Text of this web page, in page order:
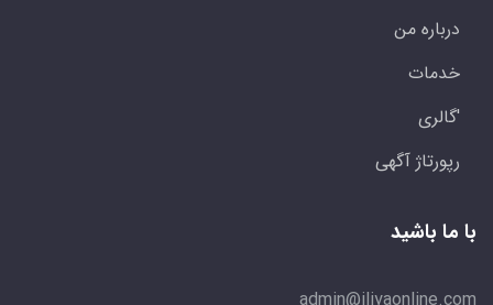
درباره من
خدمات
'گالری
رپورتاژ آگهی
با ما باشید